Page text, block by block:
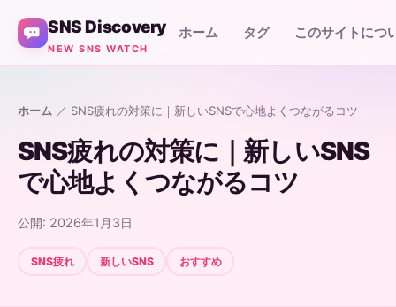
SNS Discovery
NEW SNS WATCH
ホーム タグ このサイトにつ
ホーム ／ SNS疲れの対策に｜新しいSNSで心地よくつながるコツ
SNS疲れの対策に｜新しいSNS
で心地よくつながるコツ
公開: 2026年1月3日
SNS疲れ 新しいSNS おすすめ